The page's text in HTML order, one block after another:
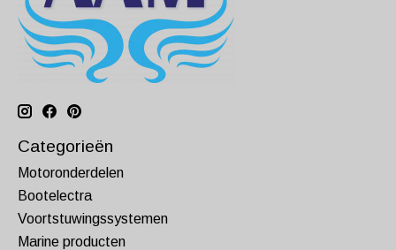
Categorieën
Motoronderdelen
Bootelectra
Voortstuwingssystemen
Marine producten